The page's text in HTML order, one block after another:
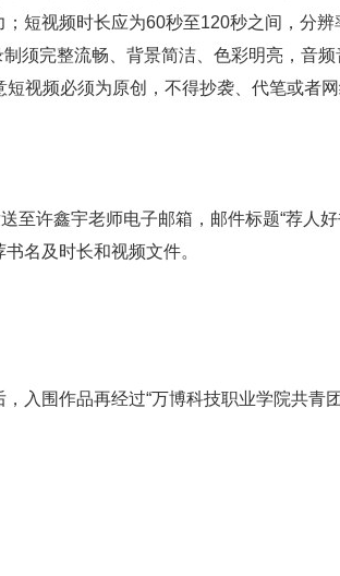
短视频时长应为60秒至120秒之间，分辨
须完整流畅、背景简洁、色彩明亮，音
视频必须为原创，不得抄袭、代笔或者
至许鑫宇老师电子邮箱，邮件标题“荐人
名及时长和视频文件。
入围作品再经过“万博科技职业学院共青团